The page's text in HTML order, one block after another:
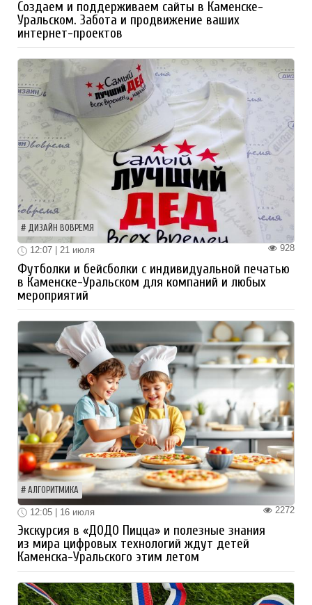
Создаем и поддерживаем сайты в Каменске-
Уральском. Забота и продвижение ваших
интернет-проектов
ДИЗАЙН ВОВРЕМЯ
928
12:07 | 21 июля
Футболки и бейсболки с индивидуальной печатью
в Каменске-Уральском для компаний и любых
мероприятий
АЛГОРИТМИКА
2272
12:05 | 16 июля
Экскурсия в «ДОДО Пицца» и полезные знания
из мира цифровых технологий ждут детей
Каменска-Уральского этим летом